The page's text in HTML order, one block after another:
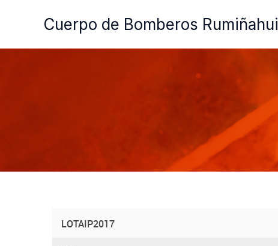
Cuerpo de Bomberos Rumiñahui
LOTAIP2017